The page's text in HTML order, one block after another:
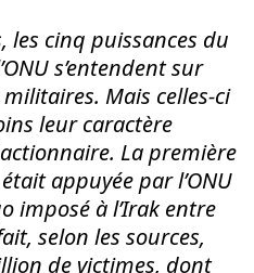
les cinq puissances du
s’entendent sur
Mais celles-ci
leur caractère
La première
appuyée par l’ONU
imposé à l’Irak entre
selon les sources,
de victimes, dont